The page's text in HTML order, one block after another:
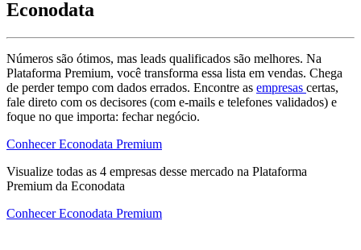
Econodata
Números são ótimos, mas leads qualificados são melhores. Na
Plataforma Premium, você transforma essa lista em vendas. Chega
de perder tempo com dados errados. Encontre as empresas certas,
fale direto com os decisores (com e-mails e telefones validados) e
foque no que importa: fechar negócio.
Conhecer Econodata Premium
Visualize todas as 4 empresas desse mercado na Plataforma
Premium da Econodata
Conhecer Econodata Premium